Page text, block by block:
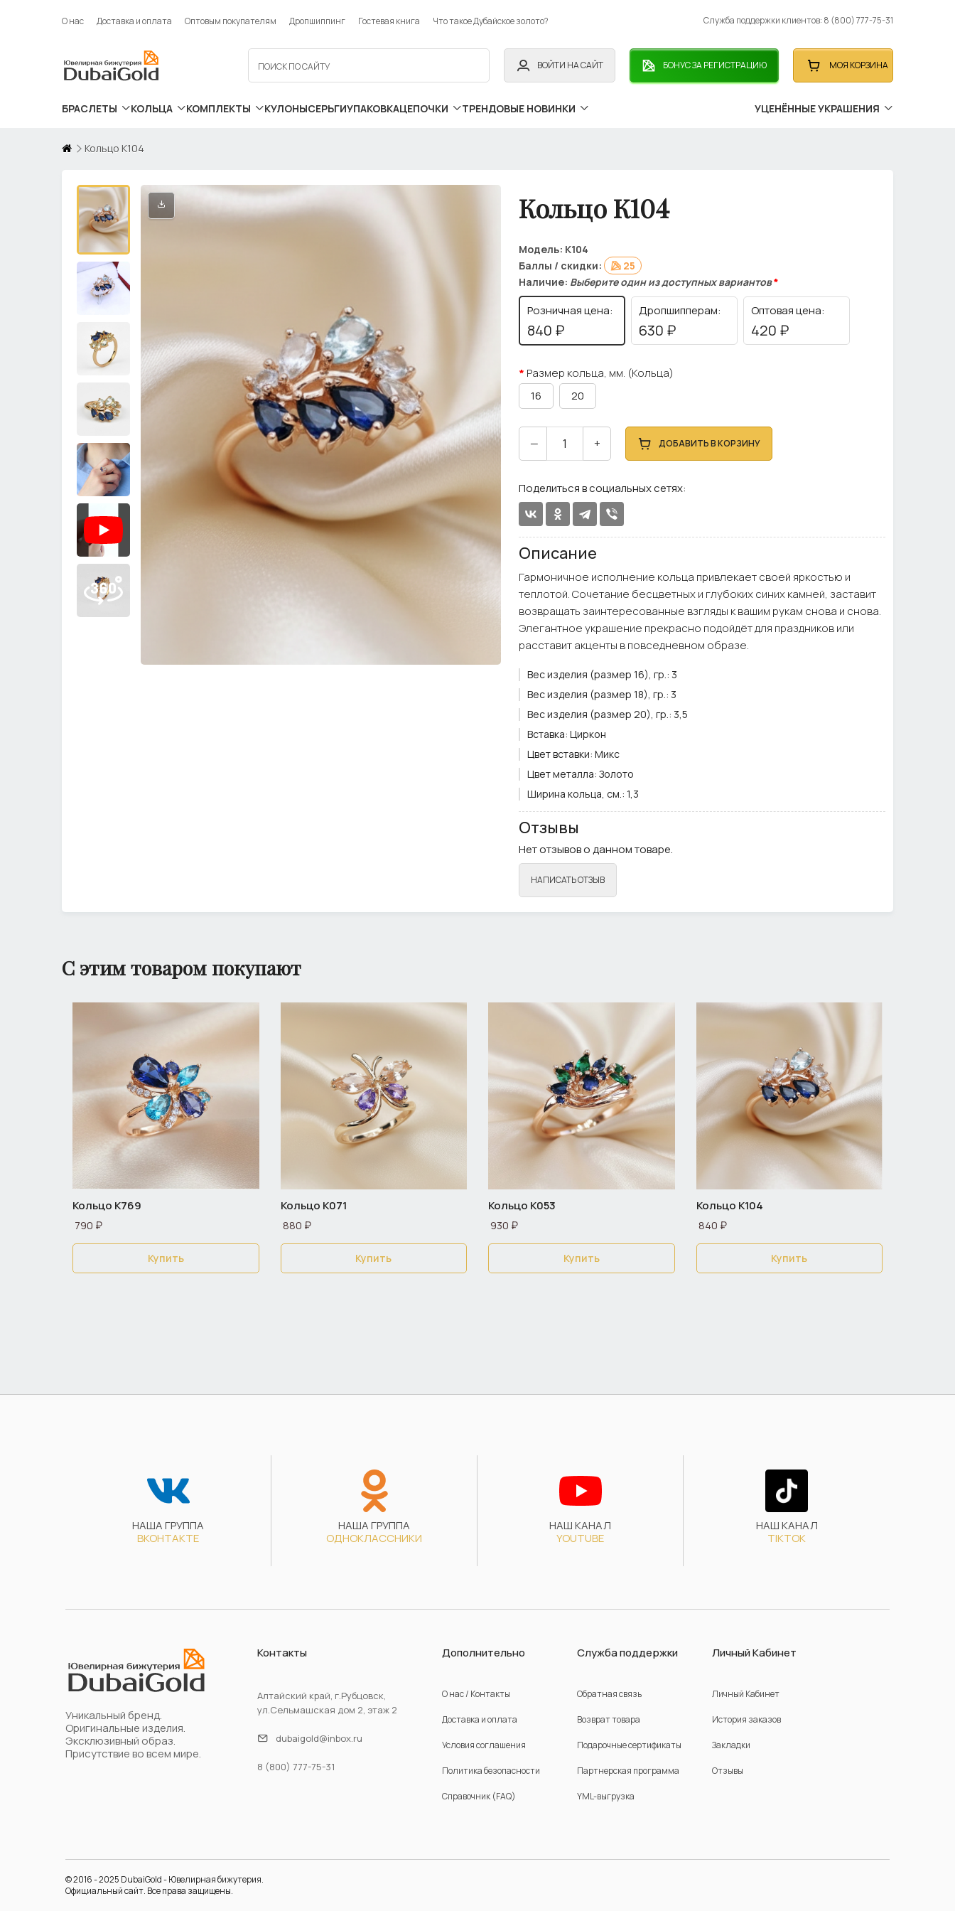
О нас Доставка и оплата Оптовым покупателям Дропшиппинг Гостевая книга Что такое Дубайское золото? Служба поддержки клиентов: 8 (800) 777-75-31
ВОЙТИ НА САЙТ БОНУС ЗА РЕГИСТРАЦИЮ МОЯ КОРЗИНА
БРАСЛЕТЫ КОЛЬЦА КОМПЛЕКТЫ КУЛОНЫСЕРЬГИУПАКОВКАЦЕПОЧКИ ТРЕНДОВЫЕ НОВИНКИ УЦЕНЁННЫЕ УКРАШЕНИЯ
Кольцо К104
Кольцо К104
Модель: К104
Баллы / скидки:
25
Наличие: Выберите один из доступных вариантов*
Розничная цена:
840 ₽
Дропшипперам:
630 ₽
Оптовая цена:
420 ₽
Размер кольца, мм. (Кольца)
16 20
— + ДОБАВИТЬ В КОРЗИНУ
Поделиться в социальных сетях:
Описание
Гармоничное исполнение кольца привлекает своей яркостью и
теплотой. Сочетание бесцветных и глубоких синих камней, заставит
возвращать заинтересованные взгляды к вашим рукам снова и снова.
Элегантное украшение прекрасно подойдёт для праздников или
расставит акценты в повседневном образе.
Вес изделия (размер 16), гр.: 3
Вес изделия (размер 18), гр.: 3
Вес изделия (размер 20), гр.: 3,5
Вставка: Циркон
Цвет вставки: Микс
Цвет металла: Золото
Ширина кольца, см.: 1,3
Отзывы
Нет отзывов о данном товаре.
НАПИСАТЬ ОТЗЫВ
С этим товаром покупают
Кольцо К769
790 ₽
Купить
Кольцо К071
880 ₽
Купить
Кольцо К053
930 ₽
Купить
Кольцо К104
840 ₽
Купить
НАША ГРУППА
ВКОНТАКТЕ
НАША ГРУППА
ОДНОКЛАССНИКИ
НАШ КАНАЛ
YOUTUBE
НАШ КАНАЛ
TIKTOK
Уникальный бренд.
Оригинальные изделия.
Эксклюзивный образ.
Присутствие во всем мире.
Контакты
Алтайский край, г.Рубцовск,
ул.Сельмашская дом 2, этаж 2
dubaigold@inbox.ru
8 (800) 777-75-31
Дополнительно
О нас / Контакты
Доставка и оплата
Условия соглашения
Политика безопасности
Справочник (FAQ)
Служба поддержки
Обратная связь
Возврат товара
Подарочные сертификаты
Партнерская программа
YML-выгрузка
Личный Кабинет
Личный Кабинет
История заказов
Закладки
Отзывы
© 2016 - 2025 DubaiGold - Ювелирная бижутерия.
Официальный сайт. Все права защищены.